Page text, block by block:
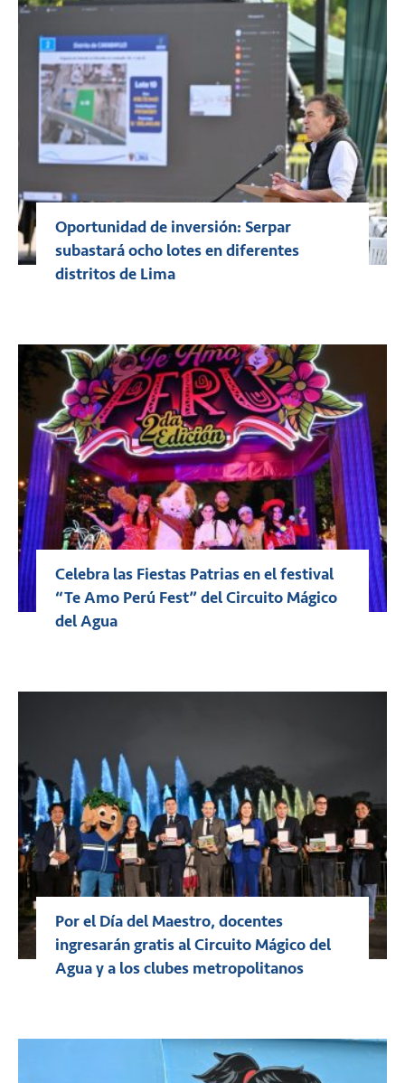
Oportunidad de inversión: Serpar
subastará ocho lotes en diferentes
distritos de Lima
Celebra las Fiestas Patrias en el festival
“Te Amo Perú Fest” del Circuito Mágico
del Agua
Por el Día del Maestro, docentes
ingresarán gratis al Circuito Mágico del
Agua y a los clubes metropolitanos